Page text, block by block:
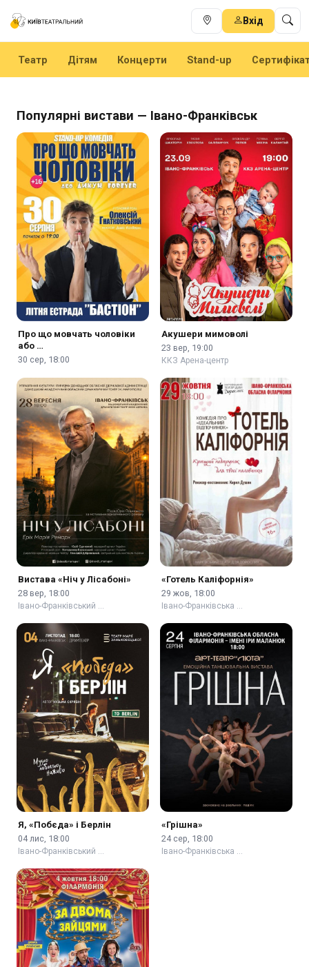
Вхід
Театр Дітям Концерти Stand-up
Популярні вистави — Івано-Франківськ
Про що мовчать чоловіки
або …
30 сер, 18:00
Акушери мимоволі
23 вер, 19:00
ККЗ Арена-центр
Вистава «Ніч у Лісабоні»
28 вер, 18:00
Івано-Франківський …
«Готель Каліфорнія»
29 жов, 18:00
Івано-Франківська …
Я, «Побєда» і Берлін
04 лис, 18:00
Івано-Франківський …
«Грішна»
24 сер, 18:00
Івано-Франківська …